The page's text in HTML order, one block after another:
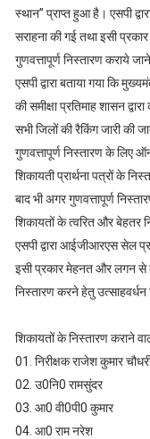
स्थान” प्राप्त हुआ है। एसपी
सराहना की गई तथा इसी
गुणवत्तापूर्ण निस्तारण कराये
एसपी द्वारा बताया गया कि
की समीक्षा प्रतिमाह शासन
सभी जिलों की रैकिंग जारी की
गुणवत्तापूर्ण निस्तारण के लिए
शिकायती प्रार्थना पत्रों के
बाद भी अगर गुणवत्तापूर्ण
शिकायतों के त्वरित और बेहतर
एसपी द्वारा आईजीआरएस सेल
इसी प्रकार मेहनत और लगन से
निस्तारण करने हेतु उत्साहवर्धन
शिकायतों के निस्तारण कराने
01. निरीक्षक राजेश कुमार
02. उ0नि0 रामसुंदर
03. आ0 वी0पी0 कुमार
04. आ0 राम नरेश